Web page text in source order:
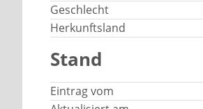
Geschlecht
Herkunftsland
Stand
Eintrag vom